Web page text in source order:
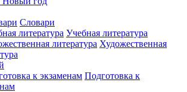
Словари
Учебная литература
Художественная
Подготовка к